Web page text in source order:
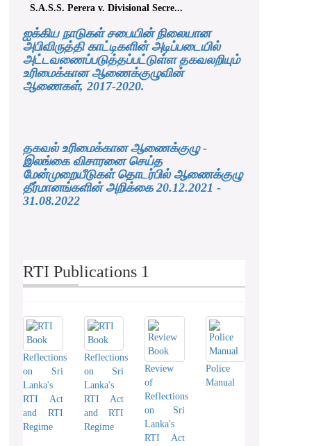
S.A.S.S. Perera v. Divisional Secre...
ஐக்கிய நாடுகள் சபையின் நிலையான
அபிவிருத்தி காட்டிகளின் அடிப்படையில்
அட்டவணைப்படுத்தப்பட்டுள்ள தகவலறியும்
உரிமைக்கான ஆணைக்குழுவின்
ஆணைகள், 2017-2020.
தகவல் உரிமைக்கான ஆணைக்குழு -
இலங்கை விசாரனை செய்த
மேன்முறையீடுகள் தொடர்பில் ஆணைக்குழு
தீர்மானங்களின் அறிக்கை 20.12.2021 -
31.08.2022
RTI Publications 1
Reflections
on Sri
Lanka's
RTI Act
and RTI
Regime
Reflections
on Sri
Lanka's
RTI Act
and RTI
Regime
Review
of
Reflections
on Sri
Lanka's
RTI Act
Police
Manual